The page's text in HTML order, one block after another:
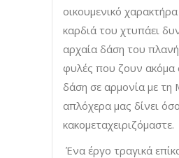
οικουμενικό
καρδιά του χτυπάει
αρχαία δάση του
φυλές που ζουν ακόμα
δάση σε αρμονία με τη
απλόχερα μας δίνει
κακομεταχειριζόμαστε.
Ένα έργο τραγικά